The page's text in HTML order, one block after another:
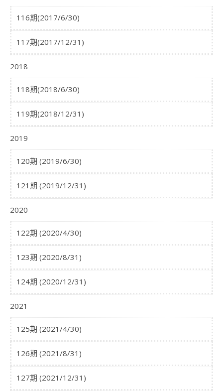
116期(2017/6/30)
117期(2017/12/31)
2018
118期(2018/6/30)
119期(2018/12/31)
2019
120期 (2019/6/30)
121期 (2019/12/31)
2020
122期 (2020/4/30)
123期 (2020/8/31)
124期 (2020/12/31)
2021
125期 (2021/4/30)
126期 (2021/8/31)
127期 (2021/12/31)